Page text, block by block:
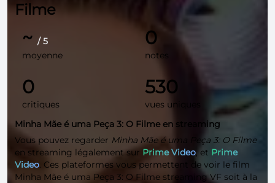
Filme
~ / 5
moyenne
0
notes
0
critiques
530
vues uniques
Minha Mãe é uma Peça 3: O Filme en streaming
Vous pouvez regarder Minha Mãe é uma Peça 3: O Filme
en streaming légalement sur Prime Video, et Prime
Video. Ces plateformes vous permettent de voir le film
Minha Mãe é uma Peça 3: O Filme streaming VF soit à la